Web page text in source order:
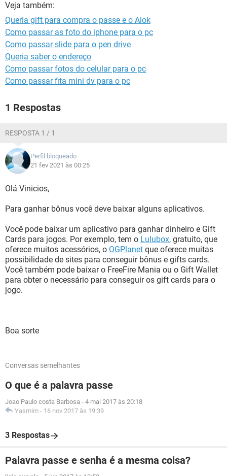
GUIA DE COMPRAS
Veja também:
Queria gift para compra o passe e o Alok
Como passar as foto do iphone para o pc
Como passar slide para o pen drive
Queria saber o endereço
Como passar fotos do celular para o pc
Como passar fita mini dv para o pc
1 Respostas
RESPOSTA 1 / 1
Perfil bloqueado
21 fev 2021 às 00:25
Olá Vinicios,
Para ganhar bônus você deve baixar alguns aplicativos.
Você pode baixar um aplicativo para ganhar dinheiro e Gift
Cards para jogos. Por exemplo, tem o Lulubox, gratuito, que
oferece muitos acessórios, o OGPlanet que oferece muitas
possibilidade de sites para conseguir bônus e gifts cards.
Você também pode baixar o FreeFire Mania ou o Gift Wallet
para obter o necessário para conseguir os gift cards para o
jogo.
Boa sorte
Conversas semelhantes
O que é a palavra passe
Joao Paulo costa Barbosa - 4 mai 2017 às 20:18
Yasmim - 16 nov 2017 às 19:39
3 Respostas
Palavra passe e senha é a mesma coisa?